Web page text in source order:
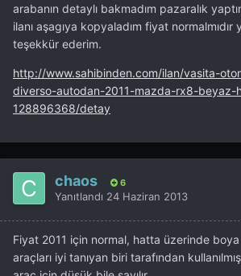
arabanın detaylı bakmadım pazaralık
ilanı aşagıya kopyaladım fiyat normalmıdır
teşekkür ederim.
http://www.sahibinden.com/ilan/vasita-
diverso-autodan-2011-mazda-rx8-beyaz-
128896368/detay
chaos 6
Yanıtlandı 24 Haziran 2013
Fiyat 2011 için normal, hatta üzerinde
araçları iyi tanıyan biri tarafından